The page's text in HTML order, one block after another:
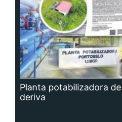
Planta potabilizadora
deriva